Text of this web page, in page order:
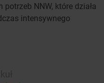
NNW, które działa
intensywnego